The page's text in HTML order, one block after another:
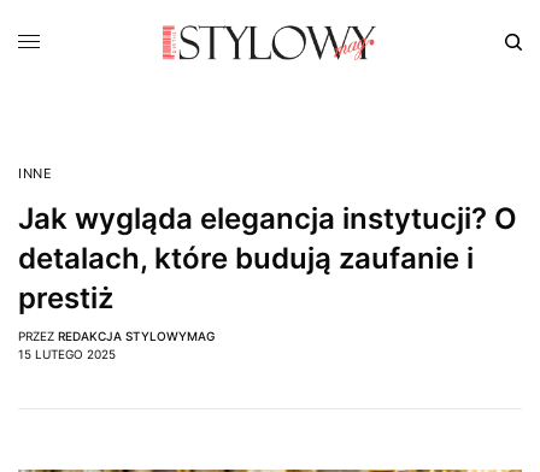
INNE
Jak wygląda elegancja instytucji? O
detalach, które budują zaufanie i
prestiż
PRZEZ REDAKCJA STYLOWYMAG
15 LUTEGO 2025